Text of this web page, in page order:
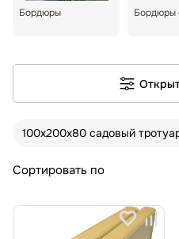
Бордюры Бордюры
100х200х80 садовый
Сортировать по